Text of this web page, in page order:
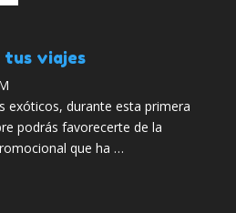
tus viajes
exóticos, durante esta primera
podrás favorecerte de la
que ha …